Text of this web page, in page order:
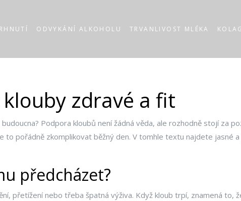
ODVYKÁNÍ ALKOHOLU TRVANLIVOST MLÉKA
zdravé a fit
Podpora kloubů není žádná věda, ale rozhodně stojí za
to pořádně zkomplikovat běžný den. V tomhle textu najdete jasné
předcházet?
přetížení nebo třeba špatná výživa. Když kloub trpí, znamená to,